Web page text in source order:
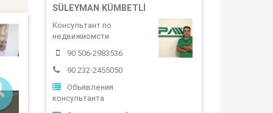
SÜLEYMAN KÜMBETLI
Консультант по
недвижиомсти
90 506-2983536
90 232-2455050
Объявления
консультанта